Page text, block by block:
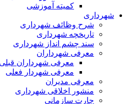
کمیته آموزشی
شهرداری
شرح وظائف شهرداری
تاریخچه شهرداری
سند چشم انداز شهرداری
معرفی شهرداران
معرفی شهرداران قبلی
معرفی شهردار فعلی
معرفی مدیران
منشور اخلاقی شهرداری
چارت سازمانی